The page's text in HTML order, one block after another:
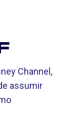
Channel,
assumir